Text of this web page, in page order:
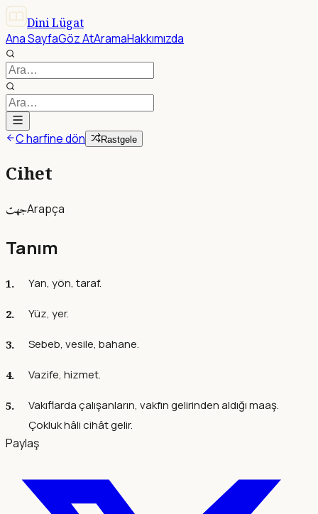
Dini Lügat
Ana SayfaGöz AtAramaHakkımızda
C harfine dön Rastgele
Cihet
جهتArapça
Tanım
Yan, yön, taraf.
Yüz, yer.
Sebeb, vesile, bahane.
Vazife, hizmet.
Vakıflarda çalışanların, vakfın gelirinden aldığı maaş.
Çokluk hâli cihât gelir.
Paylaş